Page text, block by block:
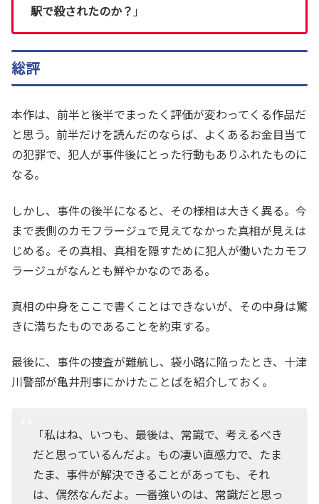
駅で殺されたのか？ 」
総評
本作は、前半と後半でまったく評価が変わってくる作品だ
と思う。前半だけを読んだのならば、よくあるお金目当て
の犯罪で、犯人が事件後にとった行動もありふれたものに
なる。
しかし、事件の後半になると、その様相は大きく異る。今
まで表側のカモフラージュで見えてなかった真相が見えは
じめる。その真相、真相を隠すために犯人が働いたカモフ
ラージュがなんとも鮮やかなのである。
真相の中身をここで書くことはできないが、その中身は驚
きに満ちたものであることを約束する。
最後に、事件の捜査が難航し、袋小路に陥ったとき、十津
川警部が亀井刑事にかけたことばを紹介しておく。
「私はね、いつも、最後は、常識で、考えるべき
だと思っているんだよ。もの凄い直感力で、たま
たま、事件が解決できることがあっても、それ
は、偶然なんだよ。一番強いのは、常識だと思っ